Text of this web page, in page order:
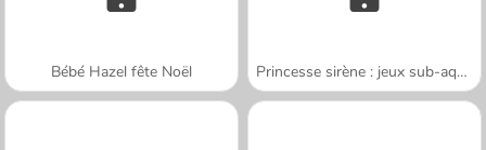
Bébé Hazel fête Noël Princesse sirène : jeux sub-aquatiques